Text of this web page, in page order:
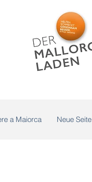
a Maiorca Neue Seite